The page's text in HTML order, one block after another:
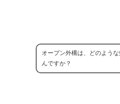
オープン外構は、どのよう
んですか？